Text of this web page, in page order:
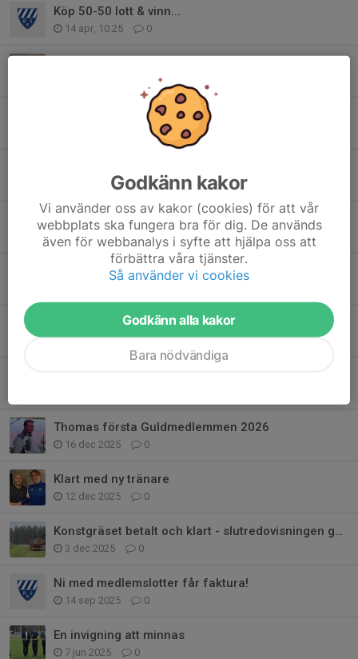
Köp 50-50 lott & vinn...
14 apr, 10:25 0
Viktig information inför Sponsorloppet 16 maj
0
16 mar, 17:20 0
Efter 58 år - Rengsjöbingon läggs ner
21 dec 2025 0
Här är lagen som P16 får möta
Extra historiskt år - dom unga i första led
18 dec 2025 0
Thomas första Guldmedlemmen 2026
16 dec 2025 0
Klart med ny tränare
12 dec 2025 0
Konstgräset betalt och klart - slutredovisningen godkänd
3 dec 2025 0
Ni med medlemslotter får faktura!
14 sep 2025 0
En invigning att minnas
7 jun 2025 0
Godkänn kakor
Vi använder oss av kakor (cookies) för att vår
webbplats ska fungera bra för dig. De används
även för webbanalys i syfte att hjälpa oss att
förbättra våra tjänster.
Så använder vi cookies
Godkänn alla kakor
Bara nödvändiga